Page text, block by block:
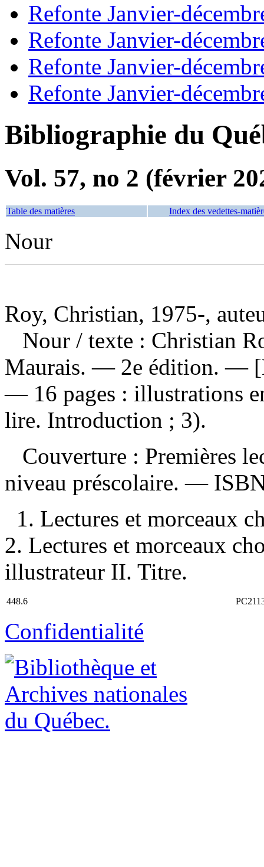
Refonte Janvier-
Refonte Janvier-
Refonte Janvier-
Refonte Janvier-
Bibliographie du
Vol. 57, no 2 (février
Table des matières Index des vedettes-
Nour
Roy, Christian, 1975-,
Nour / texte : Christian
Maurais. — 2e édition. —
— 16 pages : illustrations
lire. Introduction ; 3).
Couverture : Premières
niveau préscolaire. —
1. Lectures et morceaux
2. Lectures et morceaux
illustrateur II. Titre.
448.6
Confidentialité